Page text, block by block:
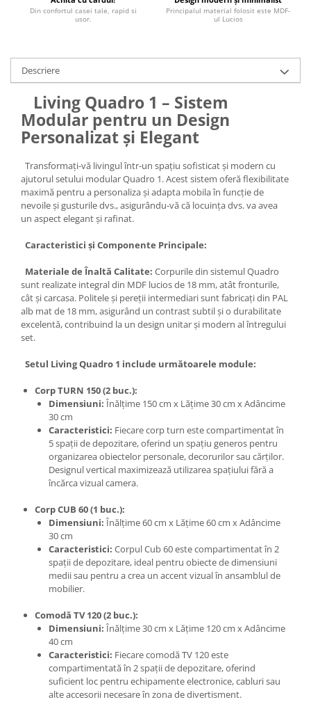
Din confortul casei tale, rapid si
usor.
Principalul material folosit este MDF-
ul Lucios
Descriere
Living Quadro 1 – Sistem
Modular pentru un Design
Personalizat și Elegant
Transformați-vă livingul într-un spațiu sofisticat și modern cu
ajutorul setului modular Quadro 1. Acest sistem oferă flexibilitate
maximă pentru a personaliza și adapta mobila în funcție de
nevoile și gusturile dvs., asigurându-vă că locuința dvs. va avea
un aspect elegant și rafinat.
Caracteristici și Componente Principale:
Materiale de Înaltă Calitate: Corpurile din sistemul Quadro
sunt realizate integral din MDF lucios de 18 mm, atât fronturile,
cât și carcasa. Politele și pereții intermediari sunt fabricați din PAL
alb mat de 18 mm, asigurând un contrast subtil și o durabilitate
excelentă, contribuind la un design unitar și modern al întregului
set.
Setul Living Quadro 1 include următoarele module:
Corp TURN 150 (2 buc.):
Dimensiuni: Înălțime 150 cm x Lățime 30 cm x Adâncime
30 cm
Caracteristici: Fiecare corp turn este compartimentat în
5 spații de depozitare, oferind un spațiu generos pentru
organizarea obiectelor personale, decorurilor sau cărților.
Designul vertical maximizează utilizarea spațiului fără a
încărca vizual camera.
Corp CUB 60 (1 buc.):
Dimensiuni: Înălțime 60 cm x Lățime 60 cm x Adâncime
30 cm
Caracteristici: Corpul Cub 60 este compartimentat în 2
spații de depozitare, ideal pentru obiecte de dimensiuni
medii sau pentru a crea un accent vizual în ansamblul de
mobilier.
Comodă TV 120 (2 buc.):
Dimensiuni: Înălțime 30 cm x Lățime 120 cm x Adâncime
40 cm
Caracteristici: Fiecare comodă TV 120 este
compartimentată în 2 spații de depozitare, oferind
suficient loc pentru echipamente electronice, cabluri sau
alte accesorii necesare în zona de divertisment.